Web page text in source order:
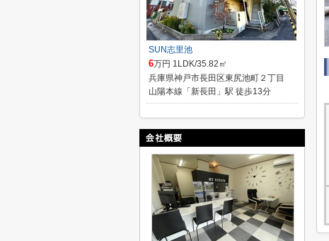
SUN志里池
6万円 1LDK/35.82㎡
兵庫県神戸市長田区東尻池町２丁目
山陽本線「新長田」駅 徒歩13分